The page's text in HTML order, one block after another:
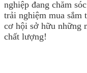
nghiệp đang chăm
trải nghiệm mua
cơ hội sở hữu những
chất lượng!